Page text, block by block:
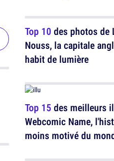
Top 10 des photos de
Nouss, la capitale
habit de lumière
Top 15 des meilleurs
Webcomic Name,
moins motivé du